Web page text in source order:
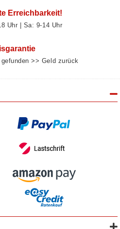
Erreichbarkeit!
Uhr | Sa: 9‑14 Uhr
>> Geld zurück